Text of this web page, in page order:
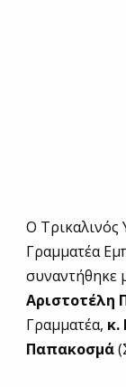
Ο
Γραμματέα
συναντήθηκε
Αριστοτέλη
Γραμματέα, κ.
Παπακοσμά